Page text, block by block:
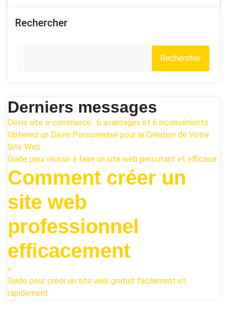
Rechercher
Rechercher
Derniers messages
Devis site e-commerce : 6 avantages et 6 inconvénients
Obtenez un Devis Personnalisé pour la Création de Votre
Site Web
Guide pour réussir à faire un site web percutant et efficace
Comment créer un
site web
professionnel
efficacement
« `
Guide pour créer un site web gratuit facilement et
rapidement